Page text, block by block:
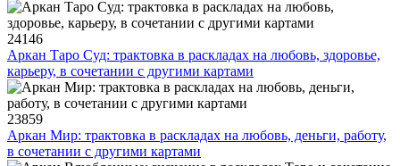
24146
Аркан Таро Суд: трактовка в раскладах на любовь, здоровье,
карьеру, в сочетании с другими картами
23859
Аркан Мир: трактовка в раскладах на любовь, деньги, работу,
в сочетании с другими картами